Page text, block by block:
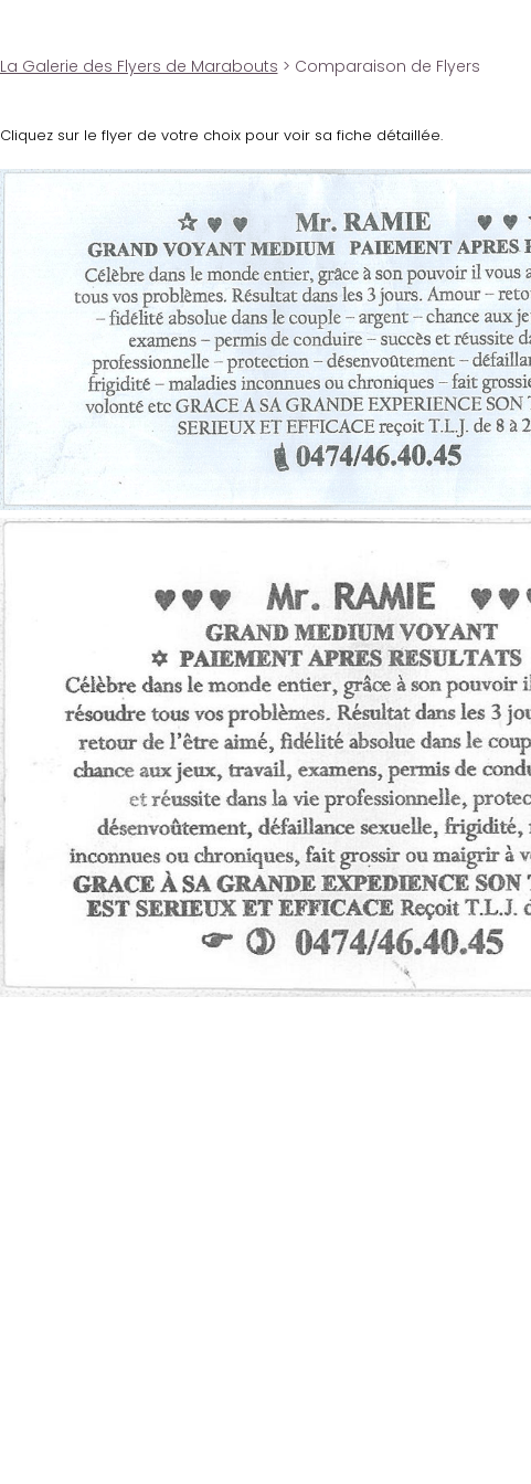
La Galerie des Flyers de Marabouts > Comparaison de Flyers
Cliquez sur le flyer de votre choix pour voir sa fiche détaillée.